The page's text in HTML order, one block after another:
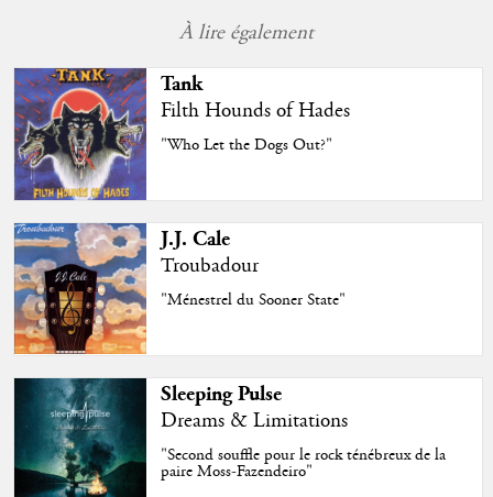
À lire également
Tank
Filth Hounds of Hades
"Who Let the Dogs Out?"
J.J. Cale
Troubadour
"Ménestrel du Sooner State"
Sleeping Pulse
Dreams & Limitations
"Second souffle pour le rock ténébreux de la
paire Moss-Fazendeiro"